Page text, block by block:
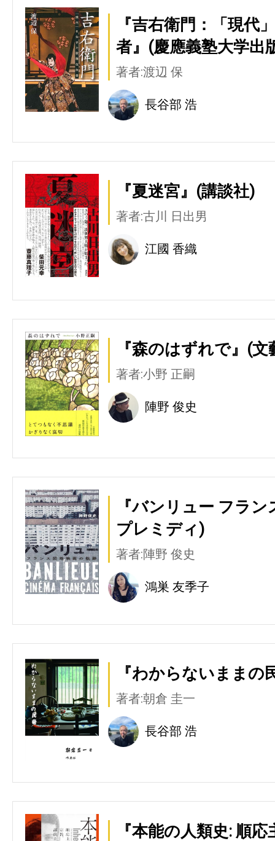
『吉右衛門：「現代
者』(慶應義塾大学出
著者:渡辺 保
長谷部 浩
『夏迷宮』(講談社)
著者:古川 日出男
江國 香織
『森のはずれで』(文
著者:小野 正嗣
陣野 俊史
『バンリュー フラ
プレミディ)
著者:陣野 俊史
鴻巣 友季子
『わからないままの
著者:朝倉 圭一
長谷部 浩
『本能の人類史: 順